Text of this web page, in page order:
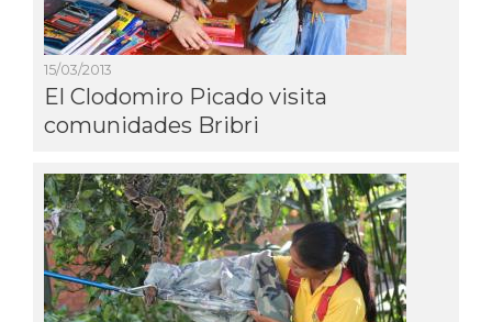
15/03/2013
El Clodomiro Picado visita
comunidades Bribri